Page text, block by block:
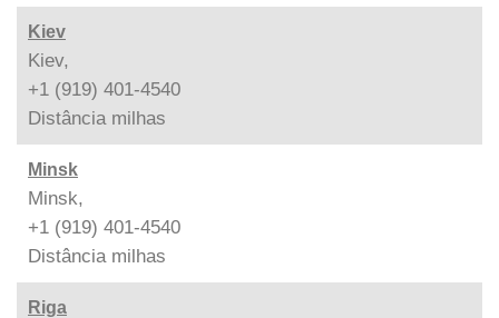
Kiev
Kiev,
+1 (919) 401-4540
Distância milhas
Minsk
Minsk,
+1 (919) 401-4540
Distância milhas
Riga